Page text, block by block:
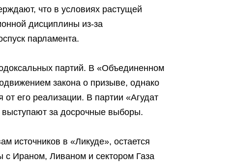
что в условиях растущей
дисциплины из-за
парламента.
партий. В «Объединенном
закона о призыве, однако
от его реализации. В партии «Агудат
за досрочные выборы.
источников в «Ликуде», остается
с Ираном, Ливаном и сектором Газа